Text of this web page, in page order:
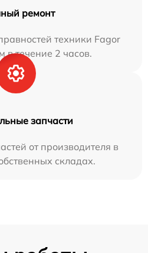
ремонт
техники Fagor
в течение 2 часов.
запчасти
от производителя в
складах.